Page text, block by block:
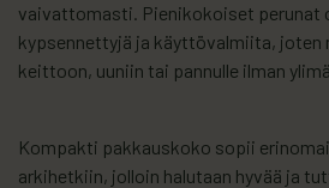
vaivattomasti. Pienikokoiset perunat
kypsennettyjä ja käyttövalmiita, joten
keittoon, uuniin tai pannulle ilman
Kompakti pakkauskoko sopii
arkihetkiin, jolloin halutaan hyvää ja